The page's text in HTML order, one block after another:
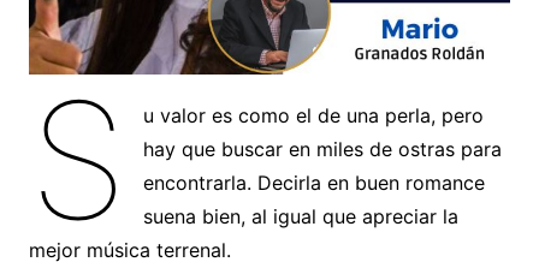
S
u valor es como el de una perla, pero
hay que buscar en miles de ostras para
encontrarla. Decirla en buen romance
suena bien, al igual que apreciar la
mejor música terrenal.